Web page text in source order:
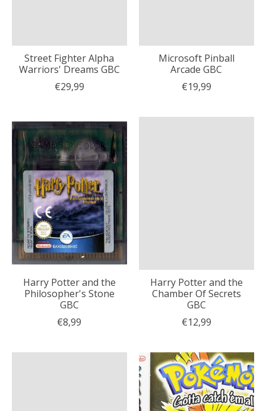
Street Fighter Alpha
Warriors' Dreams GBC
€29,99
Microsoft Pinball
Arcade GBC
€19,99
Harry Potter and the
Philosopher's Stone
GBC
€8,99
Harry Potter and the
Chamber Of Secrets
GBC
€12,99